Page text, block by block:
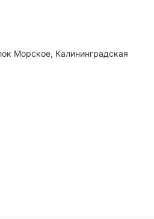
Морское, Калининградская